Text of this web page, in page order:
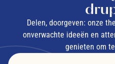
Delen, doorgeven: onze
onverwachte ideeën en
genieten om